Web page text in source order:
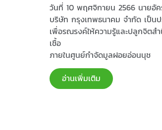
วันที่​ 10​ พฤศจิกายน​ 2566​ นายอั
บริษัท​ กรุงเทพ​ธนาคม​ จำกัด​ เป็น
เพื่อรณรงค์​ให้ความรู้​และปลูกจิต
เชื้อ​
ภายในศูนย์​กำจัด​มูลฝอย​อ่อนนุช
อ่านเพิ่มเติม